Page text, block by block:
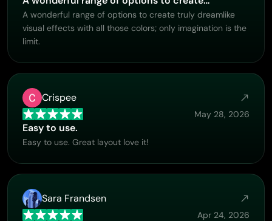
A wonderful range of options to create truly dreamlike
visual effects with all those colors; only imagination is the
limit.
Crispee
May 28, 2026
Easy to use.
Easy to use. Great layout love it!
Sara Frandsen
Apr 24, 2026